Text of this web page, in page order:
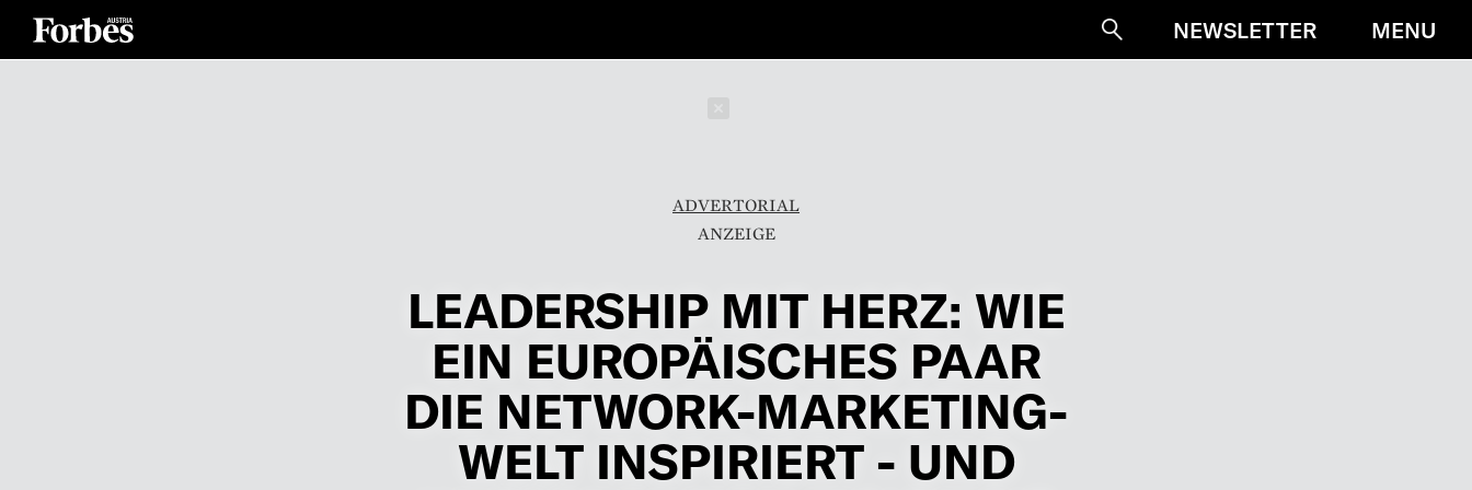
SucheNEWSLETTER MENU
ADVERTORIAL
LEADERSHIP MIT HERZ: WIE
EIN EUROPÄISCHES PAAR
DIE NETWORK-MARKETING-
WELT INSPIRIERT - UND